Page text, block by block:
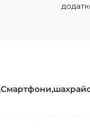
Смартфони